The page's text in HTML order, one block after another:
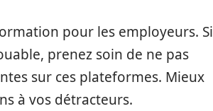
pour les employeurs. Si
prenez soin de ne pas
sur ces plateformes. Mieux
à vos détracteurs.